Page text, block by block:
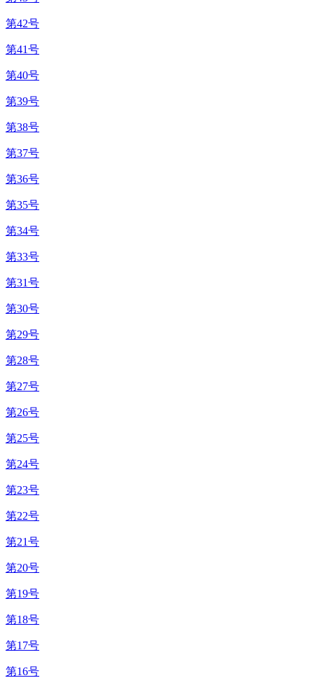
第42号
第41号
第40号
第39号
第38号
第37号
第36号
第35号
第34号
第33号
第31号
第30号
第29号
第28号
第27号
第26号
第25号
第24号
第23号
第22号
第21号
第20号
第19号
第18号
第17号
第16号